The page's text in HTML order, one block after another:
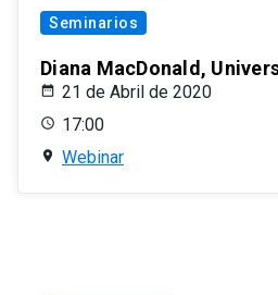
Seminarios
Diana MacDonald,
21 de Abril de 2020
17:00
Webinar